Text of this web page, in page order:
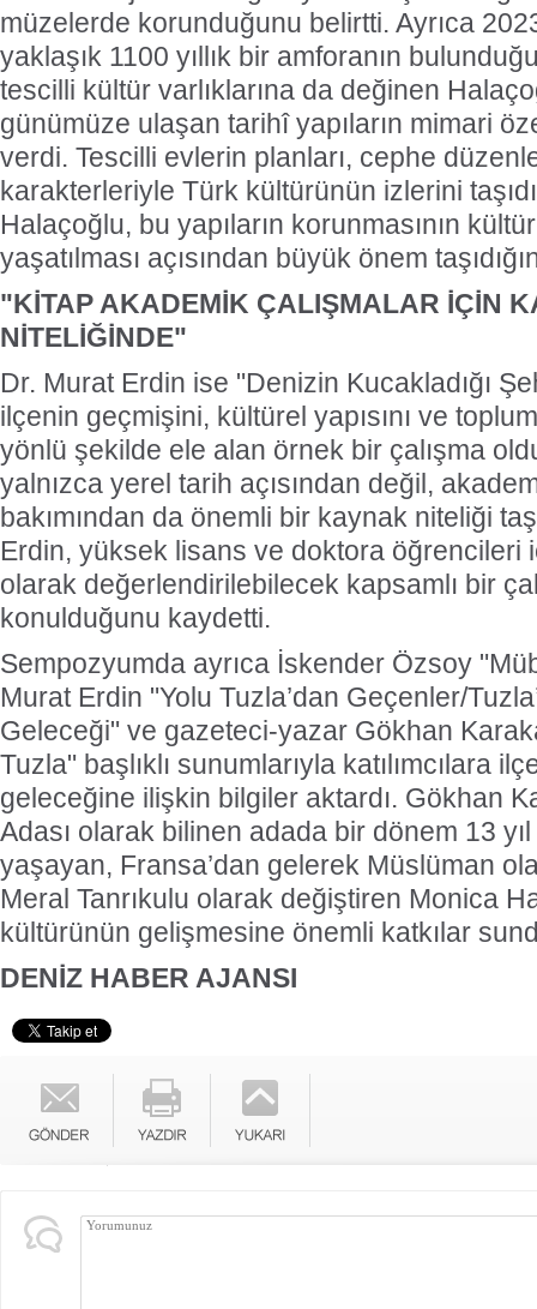
müzelerde korunduğunu belirtti. Ayrıca
yaklaşık 1100 yıllık bir amforanın
tescilli kültür varlıklarına da değinen
günümüze ulaşan tarihî yapıların mimari
verdi. Tescilli evlerin planları, cephe
karakterleriyle Türk kültürünün izlerini
Halaçoğlu, bu yapıların korunmasının
yaşatılması açısından büyük önem
"KİTAP AKADEMİK ÇALIŞMALAR İÇİN
NİTELİĞİNDE"
Dr. Murat Erdin ise "Denizin Kucakladığı
ilçenin geçmişini, kültürel yapısını ve
yönlü şekilde ele alan örnek bir çalışma
yalnızca yerel tarih açısından değil,
bakımından da önemli bir kaynak niteliği
Erdin, yüksek lisans ve doktora öğrencileri
olarak değerlendirilebilecek kapsamlı bir
konulduğunu kaydetti.
Sempozyumda ayrıca İskender Özsoy
Murat Erdin "Yolu Tuzla’dan Geçenler/
Geleceği" ve gazeteci-yazar Gökhan
Tuzla" başlıklı sunumlarıyla katılımcılara
geleceğine ilişkin bilgiler aktardı. Gökhan
Adası olarak bilinen adada bir dönem 13
yaşayan, Fransa’dan gelerek Müslüman
Meral Tanrıkulu olarak değiştiren Monica
kültürünün gelişmesine önemli katkılar
DENİZ HABER AJANSI